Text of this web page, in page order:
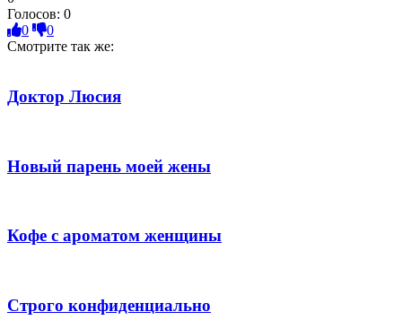
Голосов: 0
0
0
Смотрите так же:
Доктор Люсия
Новый парень моей жены
Кофе с ароматом женщины
Строго конфиденциально